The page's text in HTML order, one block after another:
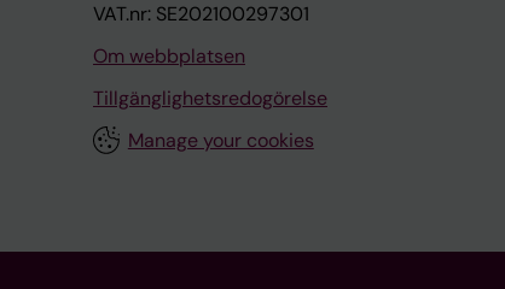
VAT.nr: SE202100297301
Om webbplatsen
Tillgänglighetsredogörelse
Manage your cookies